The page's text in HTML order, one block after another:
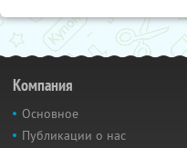
Компания
Основное
Публикации о нас